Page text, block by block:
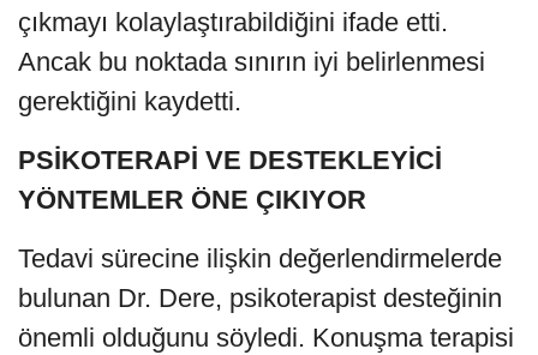
çıkmayı kolaylaştırabildiğini ifade etti.
Ancak bu noktada sınırın iyi belirlenmesi
gerektiğini kaydetti.
PSİKOTERAPİ VE DESTEKLEYİCİ
YÖNTEMLER ÖNE ÇIKIYOR
Tedavi sürecine ilişkin değerlendirmelerde
bulunan Dr. Dere, psikoterapist desteğinin
önemli olduğunu söyledi. Konuşma terapisi